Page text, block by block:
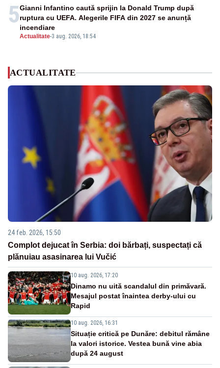
5
Actualitate-3 aug. 2026, 18:54
Gianni Infantino caută sprijin la Donald Trump după
ruptura cu UEFA. Alegerile FIFA din 2027 se anunță
incendiare
ACTUALITATE
24 feb. 2026, 15:50
Complot dejucat în Serbia: doi bărbați, suspectați că
plănuiau asasinarea lui Vučić
10 aug. 2026, 17:20
Dinamo nu uită scandalul din primăvară.
Mesajul postat înaintea derby-ului cu
Rapid
10 aug. 2026, 16:31
Situație critică pe Dunăre: debitul rămâne
la valori istorice. Vestea bună vine abia
după 24 august